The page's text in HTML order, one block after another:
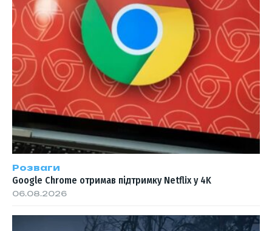
Розваги
Google Chrome отримав підтримку Netflix у 4K
06.08.2026